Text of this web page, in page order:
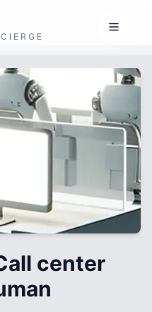
center